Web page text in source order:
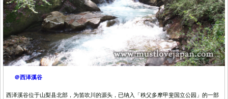
＠西泽溪谷
西泽溪谷位于山梨县北部，为笛吹川的源头，已纳入「秩父多摩甲斐国立公园」的一部